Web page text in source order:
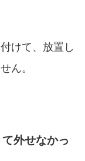
けて、放置し
ん。
外せなかっ